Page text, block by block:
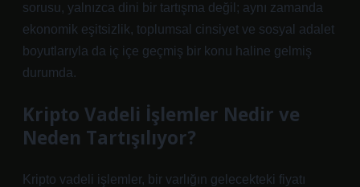
sorusu, yalnızca dini bir tartışma değil; aynı zamanda
ekonomik eşitsizlik, toplumsal cinsiyet ve sosyal adalet
boyutlarıyla da iç içe geçmiş bir konu haline gelmiş
durumda.
Kripto Vadeli İşlemler Nedir ve
Neden Tartışılıyor?
Kripto vadeli işlemler, bir varlığın gelecekteki fiyatı